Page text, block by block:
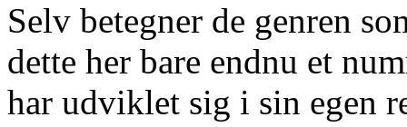
Selv betegner de genren
dette her bare endnu et
har udviklet sig i sin egen